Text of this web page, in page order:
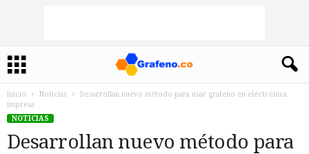
Inicio Noticias
Desarrollan nuevo método para usar grafeno en electrónica
impresa
NOTICIAS
Desarrollan nuevo método para